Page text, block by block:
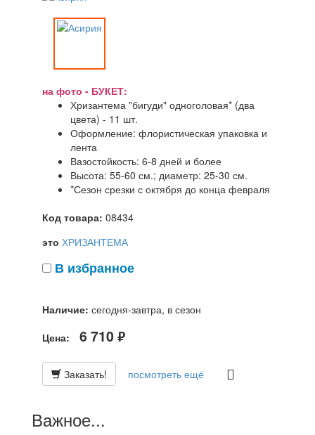
на фото - БУКЕТ:
Хризантема "бигуди" одноголовая* (два
цвета) - 11 шт.
Оформление: флористическая упаковка и
лента
Вазостойкость: 6-8 дней и более
Высота: 55-60 см.; диаметр: 25-30 см.
*Сезон срезки с октября до конца февраля
Код товара: 08434
это ХРИЗАНТЕМА
В избранное
Наличие: сегодня-завтра, в сезон
Цена:
6 710 руб.
Заказать! посмотреть ещё
Важное...